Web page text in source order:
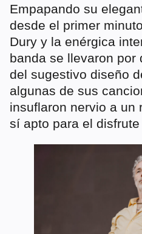
Empapando su
desde el primer
Dury y la enérgica
banda se llevaron por
del sugestivo diseño
algunas de sus
insuflaron nervio a un
sí apto para el